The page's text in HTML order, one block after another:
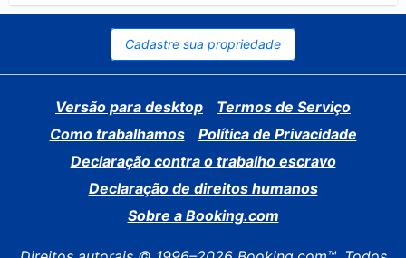
Cadastre sua propriedade
Versão para desktop
Termos de Serviço
Como trabalhamos
Política de Privacidade
Declaração contra o trabalho escravo
Declaração de direitos humanos
Sobre a Booking.com